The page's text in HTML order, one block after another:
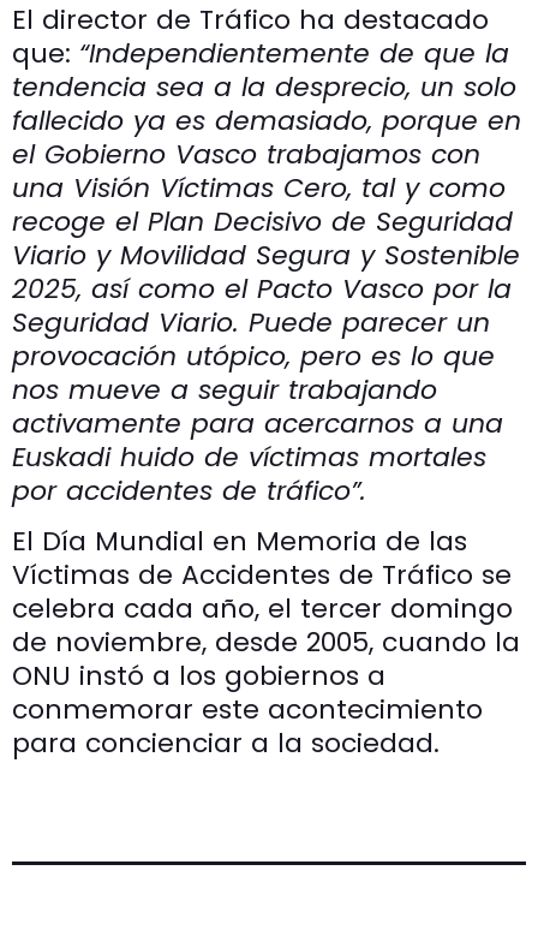
El director de Tráfico ha destacado
que: “Independientemente de que la
tendencia sea a la desprecio, un solo
fallecido ya es demasiado, porque en
el Gobierno Vasco trabajamos con
una Visión Víctimas Cero, tal y como
recoge el Plan Decisivo de Seguridad
Viario y Movilidad Segura y Sostenible
2025, así como el Pacto Vasco por la
Seguridad Viario. Puede parecer un
provocación utópico, pero es lo que
nos mueve a seguir trabajando
activamente para acercarnos a una
Euskadi huido de víctimas mortales
por accidentes de tráfico”.
El Día Mundial en Memoria de las
Víctimas de Accidentes de Tráfico se
celebra cada año, el tercer domingo
de noviembre, desde 2005, cuando la
ONU instó a los gobiernos a
conmemorar este acontecimiento
para concienciar a la sociedad.